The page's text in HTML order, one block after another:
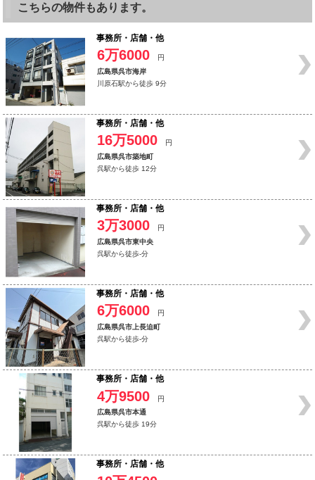
こちらの物件もあります。
事務所・店舗・他
6万6000
円
広島県呉市海岸
川原石駅から徒歩 9分
事務所・店舗・他
16万5000
円
広島県呉市築地町
呉駅から徒歩 12分
事務所・店舗・他
3万3000
円
広島県呉市東中央
呉駅から徒歩-分
事務所・店舗・他
6万6000
円
広島県呉市上長迫町
呉駅から徒歩-分
事務所・店舗・他
4万9500
円
広島県呉市本通
呉駅から徒歩 19分
事務所・店舗・他